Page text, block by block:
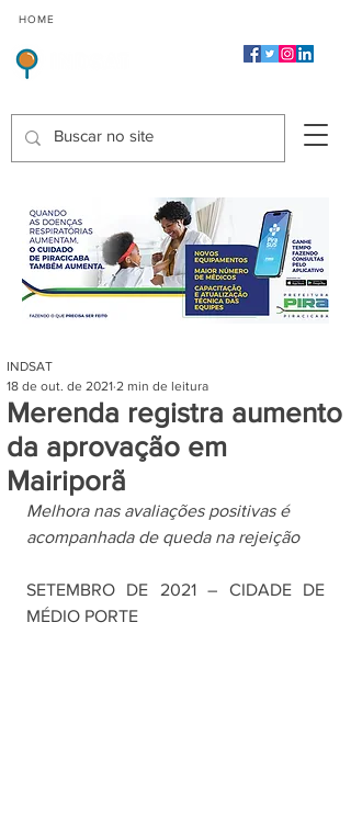
HOME
Merenda registra aumento
da aprovação em
Mairiporã
INDSAT
18 de out. de 2021 2 min de leitura
Melhora nas avaliações positivas é
acompanhada de queda na rejeição
SETEMBRO DE 2021 – CIDADE DE
MÉDIO PORTE